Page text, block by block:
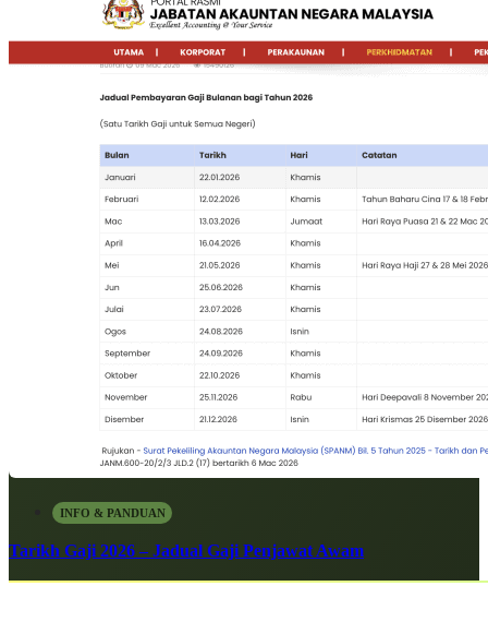
INFO & PANDUAN
Tarikh Gaji 2026 – Jadual Gaji Penjawat Awam